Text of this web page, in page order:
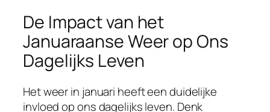
De Impact van het
Januaraanse Weer op Ons
Dagelijks Leven
Het weer in januari heeft een duidelijke
invloed op ons dagelijks leven. Denk